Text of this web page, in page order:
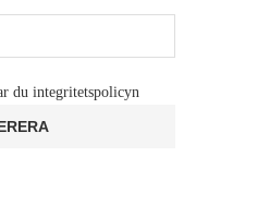
du integritetspolicyn